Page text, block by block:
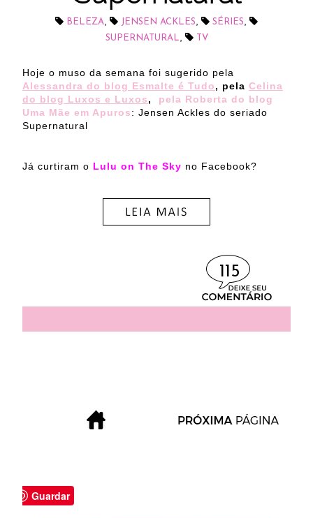
BELEZA, JENSEN ACKLES, SÉRIES,
SUPERNATURAL, TV
Hoje o muso da semana foi sugerido pela
Alessandra do blog Esmalte é Tudo, pela Celina
do blog Luxos e Luxos,
pela Roberta do blog
Uma Mãe em Apuros: Jensen Ackles do seriado
Supernatural
Já curtiram o Lulu on The Sky no Facebook?
115
Guardar